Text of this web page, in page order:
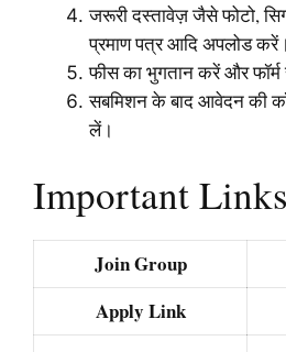
जरूरी दस्तावेज़ जैसे फोटो,
प्रमाण पत्र आदि अपलोड करें।
फीस का भुगतान करें और
सबमिशन के बाद आवेदन की
लें।
Important Links
Join Group
Apply Link